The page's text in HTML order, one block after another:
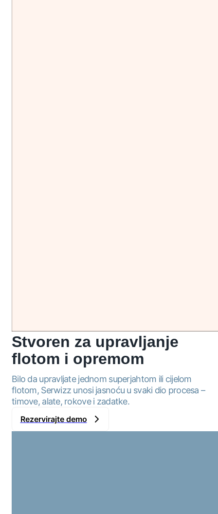
Stvoren za upravljanje
flotom i opremom
Bilo da upravljate jednom superjahtom ili cijelom
flotom, Serwizz unosi jasnoću u svaki dio procesa –
timove, alate, rokove i zadatke.
Rezervirajte demo